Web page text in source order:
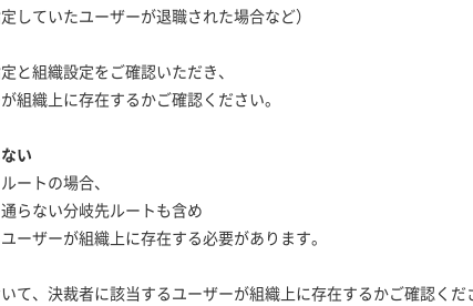
ていたユーザーが退職された場合など）
組織設定をご確認いただき、
織上に存在するかご確認ください。
い
ートの場合、
らない分岐先ルートも含め
ザーが組織上に存在する必要があります。
、決裁者に該当するユーザーが組織上に存在するかご確認くだ